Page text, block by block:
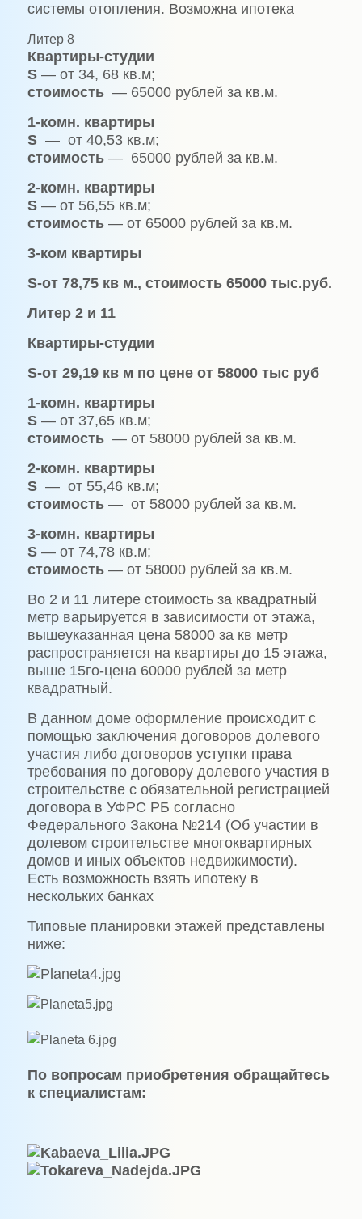
системы отопления. Возможна ипотека
Литер 8
Квартиры-студии
S— от 34, 68 кв.м;
стоимость — 65000 рублей за кв.м.
1-комн. квартиры
S — от 40,53 кв.м;
стоимость— 65000 рублей за кв.м.
2-комн. квартиры
S — от 56,55 кв.м;
стоимость— от 65000 рублей за кв.м.
3-ком квартиры
S-от 78,75 кв м., стоимость 65000 тыс.руб.
Литер 2 и 11
Квартиры-студии
S-от 29,19 кв м по цене от 58000 тыс руб
1-комн. квартиры
S— от 37,65 кв.м;
стоимость — от 58000 рублей за кв.м.
2-комн. квартиры
S — от 55,46 кв.м;
стоимость— от 58000 рублей за кв.м.
3-комн. квартиры
S — от 74,78 кв.м;
стоимость— от 58000 рублей за кв.м.
Во 2 и 11 литере стоимость за квадратный
метр варьируется в зависимости от этажа,
вышеуказанная цена 58000 за кв метр
распространяется на квартиры до 15 этажа,
выше 15го-цена 60000 рублей за метр
квадратный.
В данном доме оформление происходит с
помощью заключения договоров долевого
участия либо договоров уступки права
требования по договору долевого участия в
строительстве с обязательной регистрацией
договора в УФРС РБ согласно
Федерального Закона №214 (Об участии в
долевом строительстве многоквартирных
домов и иных объектов недвижимости).
Есть возможность взять ипотеку в
нескольких банках
Типовые планировки этажей представлены
ниже:
По вопросам приобретения обращайтесь
к специалистам: